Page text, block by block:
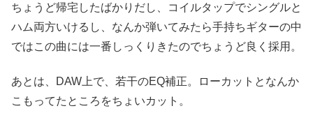
ちょうど帰宅したばかりだし、コイルタップでシングルと
ハム両方いけるし、なんか弾いてみたら手持ちギターの中
ではこの曲には一番しっくりきたのでちょうど良く採用。
あとは、DAW上で、若干のEQ補正。ローカットとなんか
こもってたところをちょいカット。